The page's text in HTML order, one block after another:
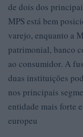
de dois dos
MPS está bem
varejo, enquanto a
patrimonial, banco
ao consumidor. A
duas instituições
nos principais
entidade mais forte
europeu